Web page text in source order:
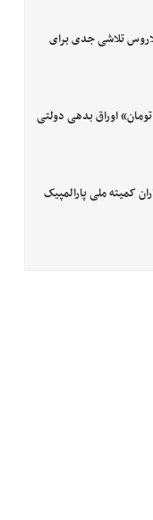
تلاشی جدی برای
«۵۳۵ تریلیون تومان» اوراق بدهی دولتی
کمیته ملی پارالمپیک